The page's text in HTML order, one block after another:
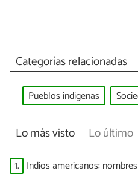
Categorías relacionadas
Pueblos indígenas
Lo más visto Lo último
1. Indios americanos: